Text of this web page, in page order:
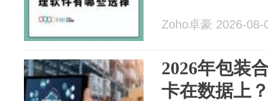
Zoho卓豪 2026-08-
2026年包装
卡在数据上